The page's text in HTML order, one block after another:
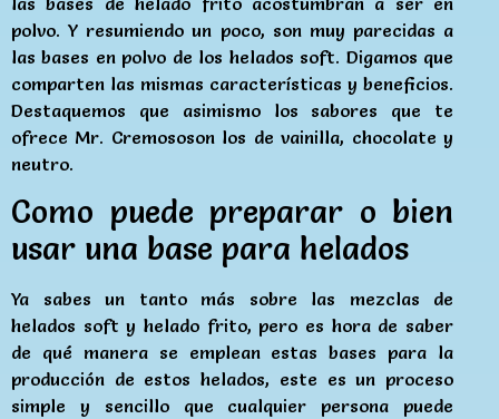
polvo. Y resumiendo un poco, son muy parecidas a
las bases en polvo de los helados soft. Digamos que
comparten las mismas características y beneficios.
Destaquemos que asimismo los sabores que te
ofrece Mr. Cremososon los de vainilla, chocolate y
neutro.
Como puede preparar o bien
usar una base para helados
Ya sabes un tanto más sobre las mezclas de
helados soft y helado frito, pero es hora de saber
de qué manera se emplean estas bases para la
producción de estos helados, este es un proceso
simple y sencillo que cualquier persona puede